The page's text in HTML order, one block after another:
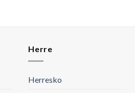
Herre
Herresko